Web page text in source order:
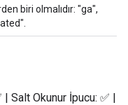
biri olmalıdır: "ga",
| Salt Okunur İpucu: ✅ |